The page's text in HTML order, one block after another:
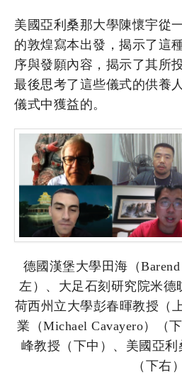
美國亞利桑那大學陳懷宇從
的敦煌寫本出發，揭示了這
序與發願內容，揭示了其所
最後思考了這些儀式的供養
儀式中獲益的。
德國漢堡大學田海（
左）、大足石刻研究院米德
荷西州立大學彭春暉教授（
業（Michael Cavayero）（
峰教授（下中）、美國亞
（下右）